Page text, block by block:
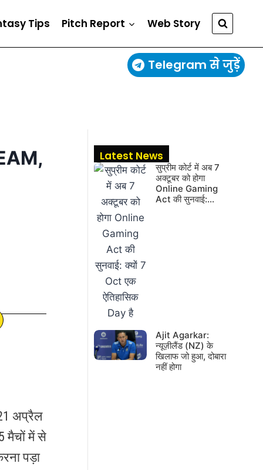
Tips Pitch Report Web Story
Telegram से जुड़ें
अप्रैल
मैचों में से
पड़ा
Latest News
सुप्रीम कोर्ट में अब 7
अक्टूबर को होगा
Online Gaming
Act की सुनवाई:…
Ajit Agarkar:
न्यूज़ीलैंड (NZ) के
खिलाफ जो हुआ, दोबारा
नहीं होगा